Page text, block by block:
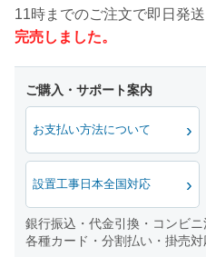
11時までのご注文で即日発
完売しました。
お支払い方法について
設置工事日本全国対応
銀行振込・代金引換・コンビニ
各種カード・分割払い・掛売対